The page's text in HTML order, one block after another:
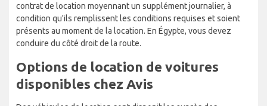
contrat de location moyennant un supplément journalier, à
condition qu'ils remplissent les conditions requises et soient
présents au moment de la location. En Égypte, vous devez
conduire du côté droit de la route.
Options de location de voitures
disponibles chez Avis